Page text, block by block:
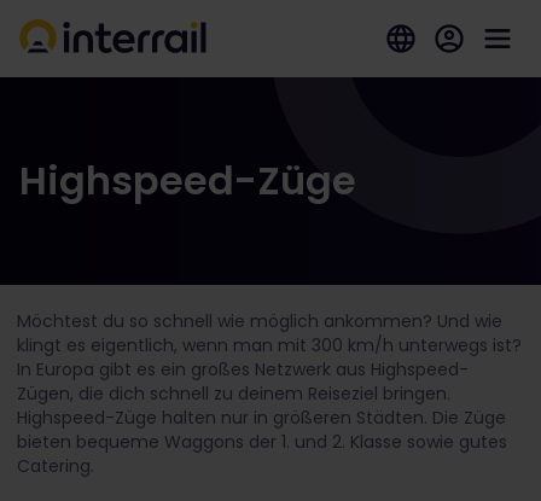
Highspeed-Züge
Möchtest du so schnell wie möglich ankommen? Und wie
klingt es eigentlich, wenn man mit 300 km/h unterwegs ist?
In Europa gibt es ein großes Netzwerk aus Highspeed-
Zügen, die dich schnell zu deinem Reiseziel bringen.
Highspeed-Züge halten nur in größeren Städten. Die Züge
bieten bequeme Waggons der 1. und 2. Klasse sowie gutes
Catering.